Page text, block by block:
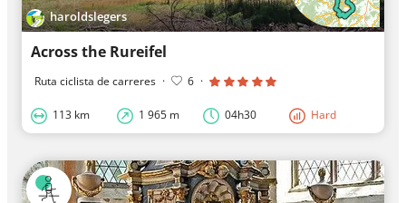
haroldslegers
Across the Rureifel
Ruta ciclista de carreres · 6 ·
113 km 1 965 m 04h30 Hard